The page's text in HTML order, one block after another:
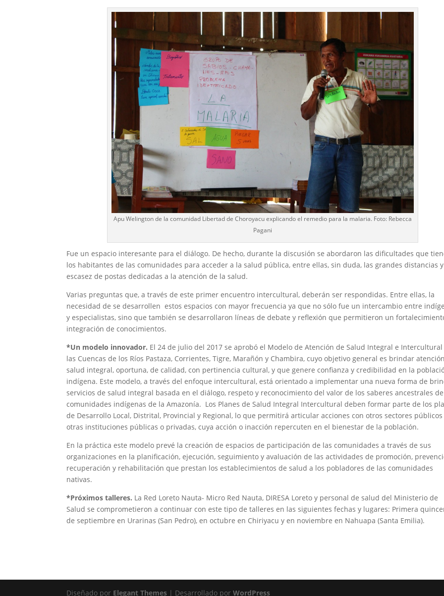
Apu Welington de la comunidad Libertad de Choroyacu explicando el remedio para la malaria. Foto: Rebecca
Pagani
Fue un espacio interesante para el diálogo. De hecho, durante la discusión se abordaron las dificultades que
los habitantes de las comunidades para acceder a la salud pública, entre ellas, sin duda, las grandes distancias
escasez de postas dedicadas a la atención de la salud.
Varias preguntas que, a través de este primer encuentro intercultural, deberán ser respondidas. Entre ellas, la
necesidad de se desarrollen estos espacios con mayor frecuencia ya que no sólo fue un intercambio entre
y especialistas, sino que también se desarrollaron líneas de debate y reflexión que permitieron un
integración de conocimientos.
*Un modelo innovador. El 24 de julio del 2017 se aprobó el Modelo de Atención de Salud Integral e Intercultural
las Cuencas de los Ríos Pastaza, Corrientes, Tigre, Marañón y Chambira, cuyo objetivo general es brindar
salud integral, oportuna, de calidad, con pertinencia cultural, y que genere confianza y credibilidad en la
indígena. Este modelo, a través del enfoque intercultural, está orientado a implementar una nueva forma de
servicios de salud integral basada en el diálogo, respeto y reconocimiento del valor de los saberes ancestrales
comunidades indígenas de la Amazonía. Los Planes de Salud Integral Intercultural deben formar parte de los
de Desarrollo Local, Distrital, Provincial y Regional, lo que permitirá articular acciones con otros sectores públicos
otras instituciones públicas o privadas, cuya acción o inacción repercuten en el bienestar de la población.
En la práctica este modelo prevé la creación de espacios de participación de las comunidades a través de sus
organizaciones en la planificación, ejecución, seguimiento y avaluación de las actividades de promoción,
recuperación y rehabilitación que prestan los establecimientos de salud a los pobladores de las comunidades
nativas.
*Próximos talleres. La Red Loreto Nauta- Micro Red Nauta, DIRESA Loreto y personal de salud del Ministerio de
Salud se comprometieron a continuar con este tipo de talleres en las siguientes fechas y lugares: Primera
de septiembre en Urarinas (San Pedro), en octubre en Chiriyacu y en noviembre en Nahuapa (Santa Emilia).
Diseñado por Elegant Themes | Desarrollado porWordPress